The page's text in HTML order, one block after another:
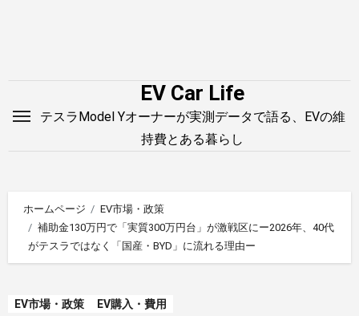
EV Car Life
テスラModel Yオーナーが実測データで語る、EVの維
持費とある暮らし
ホームページ
EV市場・政策
補助金130万円で「実質300万円台」が激戦区にー2026年、40代
がテスラではなく「国産・BYD」に流れる理由ー
EV市場・政策 EV購入・費用